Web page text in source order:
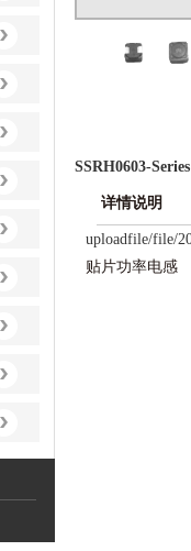
SSRH0603-Series
详情说明
uploadfile/file/
贴片功率电感​